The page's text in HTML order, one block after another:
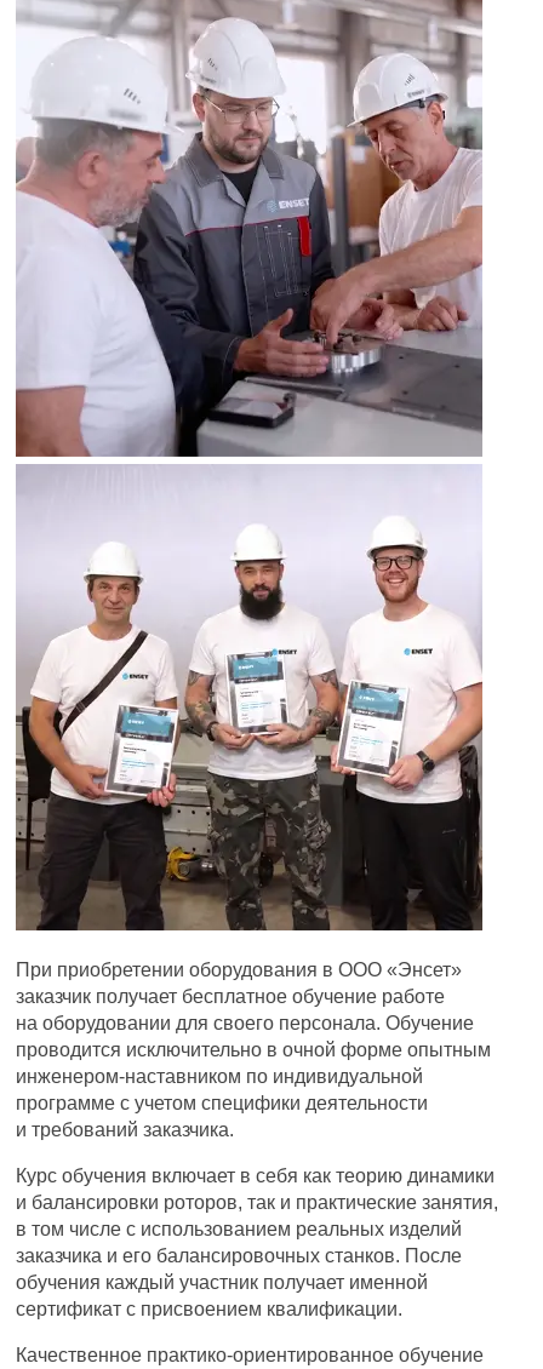
При приобретении оборудования в ООО «Энсет»
заказчик получает бесплатное обучение работе
на оборудовании для своего персонала. Обучение
проводится исключительно в очной форме опытным
инженером-наставником по индивидуальной
программе с учетом специфики деятельности
и требований заказчика.
Курс обучения включает в себя как теорию динамики
и балансировки роторов, так и практические занятия,
в том числе с использованием реальных изделий
заказчика и его балансировочных станков. После
обучения каждый участник получает именной
сертификат с присвоением квалификации.
Качественное практико-ориентированное обучение